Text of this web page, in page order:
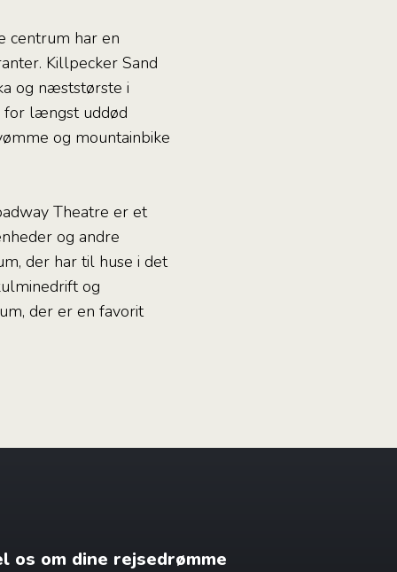
centrum har en
Killpecker Sand
og næststørste i
for længst uddød
og mountainbike
Theatre er et
og andre
der har til huse i det
og
der er en favorit
os om dine rejsedrømme